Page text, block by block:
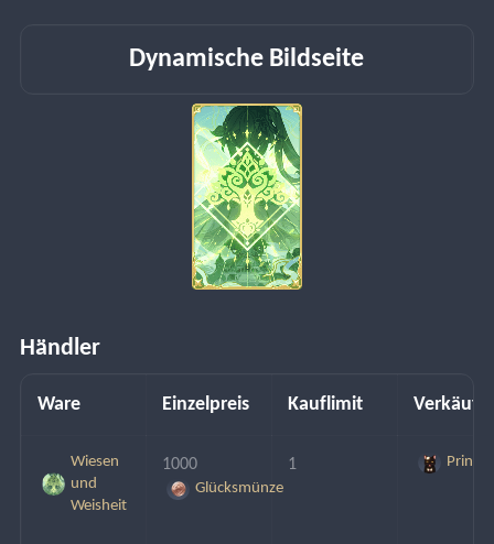
Dynamische Bildseite
Händler
Ware Einzelpreis Kauflimit
Wiesen
und
Weisheit
1000
Glücksmünze
1 Prinz